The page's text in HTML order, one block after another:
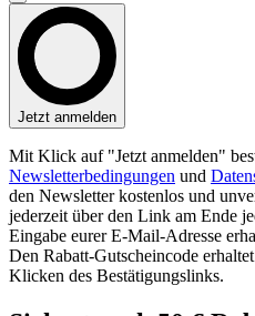
Jetzt anmelden
Mit Klick auf "Jetzt anmelden"
Newsletterbedingungen und
den Newsletter kostenlos und
jederzeit über den Link am Ende
Eingabe eurer E-Mail-Adresse
Den Rabatt-Gutscheincode
Klicken des Bestätigungslinks.